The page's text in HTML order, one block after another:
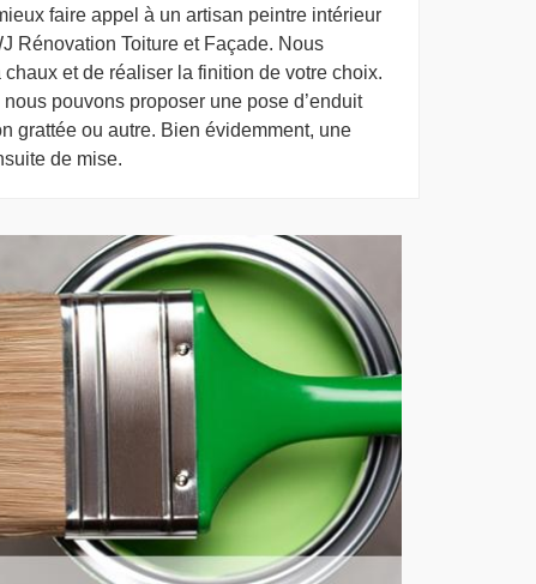
faire appel à un artisan peintre intérieur
Rénovation Toiture et Façade. Nous
et de réaliser la finition de votre choix.
pouvons proposer une pose d’enduit
grattée ou autre. Bien évidemment, une
de mise.